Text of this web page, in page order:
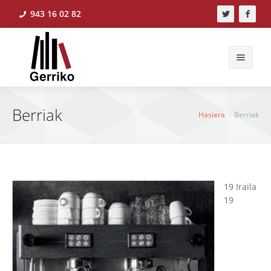
943 16 02 82
Ekintzak
Ikerlanak
Liburudenda
Berriak Hasiera Berriak
19 Iraila
19